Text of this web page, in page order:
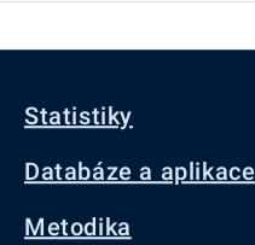
Statistiky
Databáze a aplikace
Metodika